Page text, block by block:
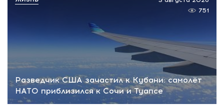
Разведчик США зачастил к Кубани: самолёт
НАТО приблизился к Сочи и Туапсе
751